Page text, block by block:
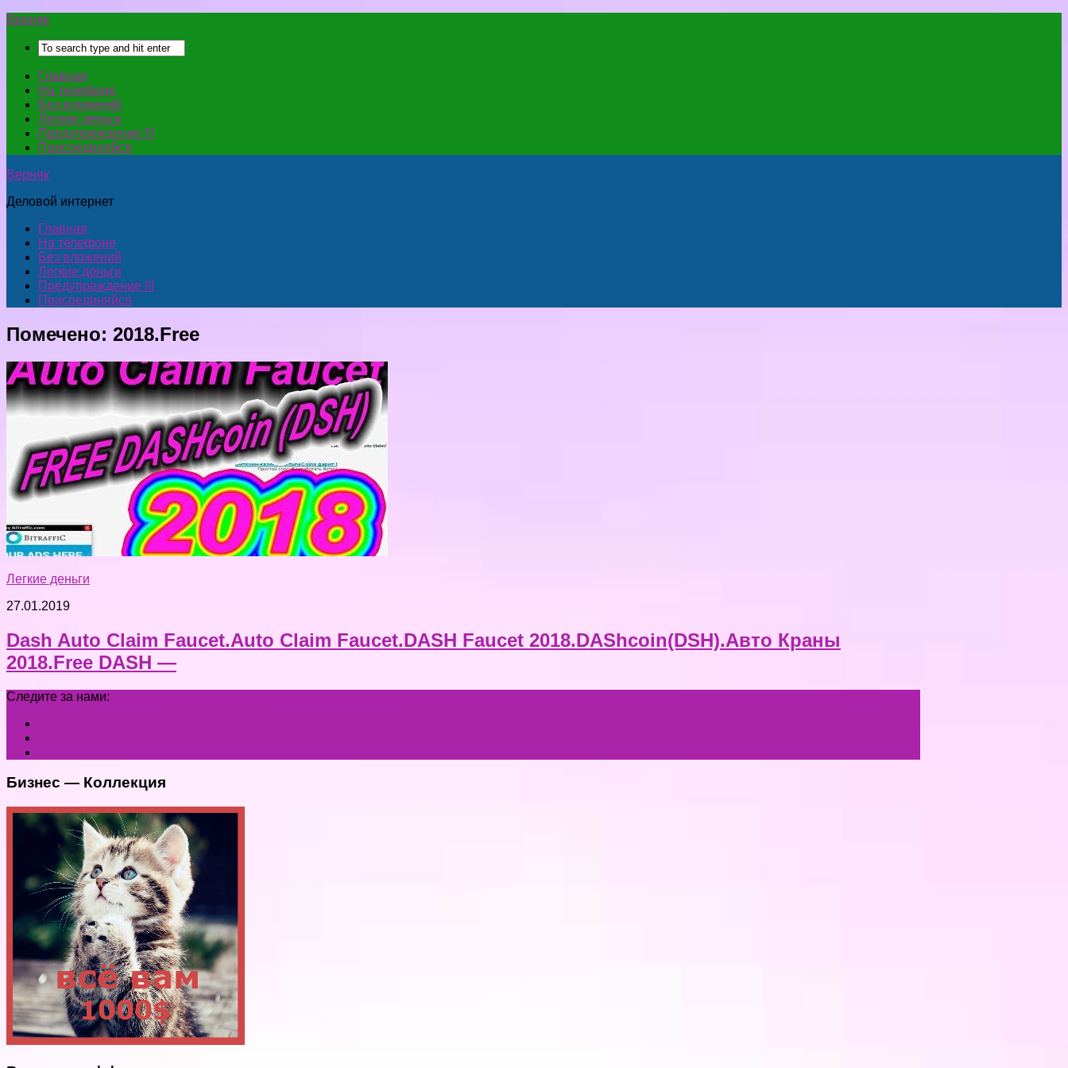
Верняк
Главная
На телефоне
Без вложений
Легкие деньги
Предупреждение !!!
Присоединяйся
Верняк
Деловой интернет
Главная
На телефоне
Без вложений
Легкие деньги
Предупреждение !!!
Присоединяйся
Помечено: 2018.Free
Легкие деньги
27.01.2019
Dash Auto Claim Faucet.Auto Claim Faucet.DASH Faucet 2018.DAShcoin(DSH).Авто Краны
2018.Free DASH —
Следите за нами:
Бизнес — Коллекция